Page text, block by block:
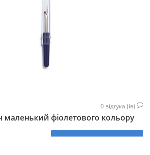
0 відгука (ів)
маленький фіолетового кольору